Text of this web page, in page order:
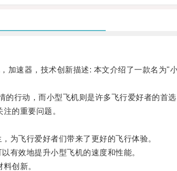
器，技术创新描述: 本文介绍了一款名为"
行动，而小型飞机则是许多飞行爱好者的首选
的重要问题。
飞行爱好者们带来了更好的飞行体验。
效地提升小型飞机的速度和性能。
创新。